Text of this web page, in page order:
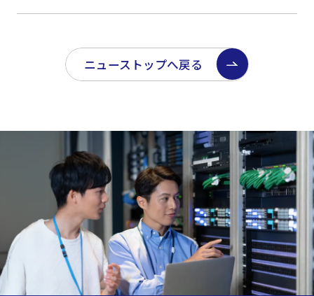
ニューストップへ戻る